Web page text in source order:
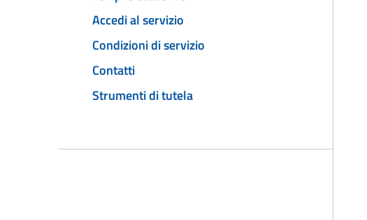
Accedi al servizio
Condizioni di servizio
Contatti
Strumenti di tutela